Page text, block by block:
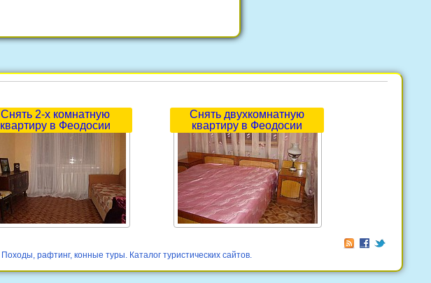
Снять 2-х комнатную
квартиру в Феодосии
Снять двухкомнатную
квартиру в Феодосии